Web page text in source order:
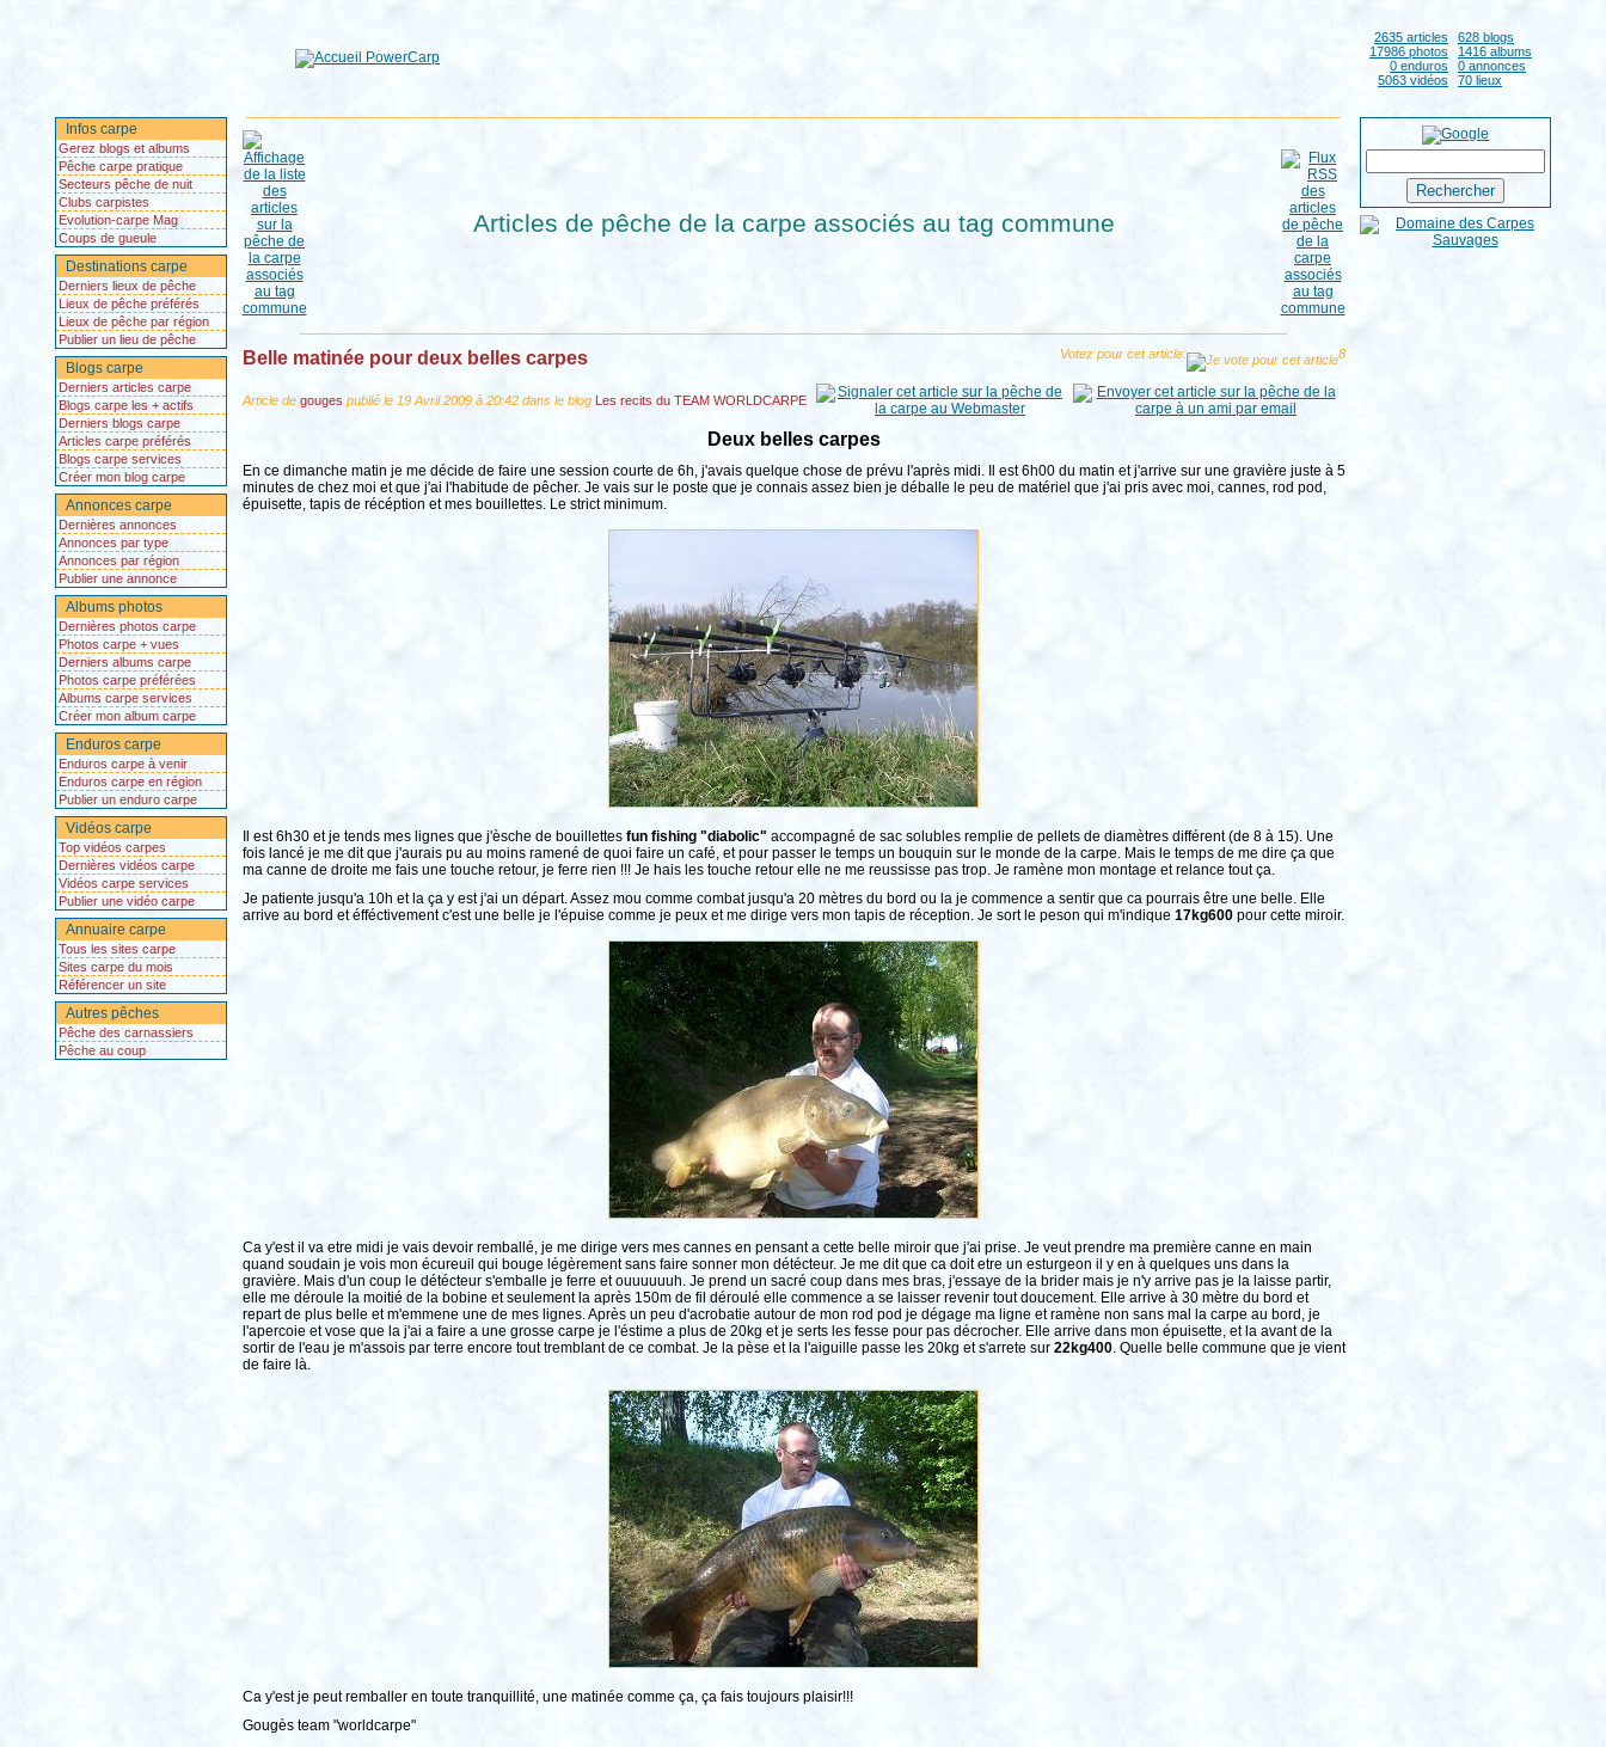
2635 articles
628 blogs
17986 photos
1416 albums
0 enduros
0 annonces
5063 vidéos
70 lieux
Infos carpe
Gerez blogs et albums
Pêche carpe pratique
Secteurs pêche de nuit
Clubs carpistes
Evolution-carpe Mag
Coups de gueule
Destinations carpe
Derniers lieux de pêche
Lieux de pêche préférés
Lieux de pêche par région
Publier un lieu de pêche
Blogs carpe
Derniers articles carpe
Blogs carpe les + actifs
Derniers blogs carpe
Articles carpe préférés
Blogs carpe services
Créer mon blog carpe
Annonces carpe
Dernières annonces
Annonces par type
Annonces par région
Publier une annonce
Albums photos
Dernières photos carpe
Photos carpe + vues
Derniers albums carpe
Photos carpe préférées
Albums carpe services
Créer mon album carpe
Enduros carpe
Enduros carpe à venir
Enduros carpe en région
Publier un enduro carpe
Vidéos carpe
Top vidéos carpes
Dernières vidéos carpe
Vidéos carpe services
Publier une vidéo carpe
Annuaire carpe
Tous les sites carpe
Sites carpe du mois
Référencer un site
Autres pêches
Pêche des carnassiers
Pêche au coup
Articles de pêche de la carpe associés au tag commune
Belle matinée pour deux belles carpes Votez pour cet article: 8
Article de gouges publié le 19 Avril 2009 à 20:42 dans le blog Les recits du TEAM WORLDCARPE
Deux belles carpes
En ce dimanche matin je me décide de faire une session courte de 6h, j'avais quelque chose de prévu l'après midi. Il est 6h00 du matin et j'arrive sur une gravière juste à 5
minutes de chez moi et que j'ai l'habitude de pêcher. Je vais sur le poste que je connais assez bien je déballe le peu de matériel que j'ai pris avec moi, cannes, rod pod,
épuisette, tapis de récéption et mes bouillettes. Le strict minimum.
Il est 6h30 et je tends mes lignes que j'èsche de bouillettes fun fishing "diabolic" accompagné de sac solubles remplie de pellets de diamètres différent (de 8 à 15). Une
fois lancé je me dit que j'aurais pu au moins ramené de quoi faire un café, et pour passer le temps un bouquin sur le monde de la carpe. Mais le temps de me dire ça que
ma canne de droite me fais une touche retour, je ferre rien !!! Je hais les touche retour elle ne me reussisse pas trop. Je ramène mon montage et relance tout ça.
Je patiente jusqu'a 10h et la ça y est j'ai un départ. Assez mou comme combat jusqu'a 20 mètres du bord ou la je commence a sentir que ca pourrais être une belle. Elle
arrive au bord et éfféctivement c'est une belle je l'épuise comme je peux et me dirige vers mon tapis de réception. Je sort le peson qui m'indique 17kg600pour cette miroir.
Ca y'est il va etre midi je vais devoir remballé, je me dirige vers mes cannes en pensant a cette belle miroir que j'ai prise. Je veut prendre ma première canne en main
quand soudain je vois mon écureuil qui bouge légèrement sans faire sonner mon détécteur. Je me dit que ca doit etre un esturgeon il y en à quelques uns dans la
gravière. Mais d'un coup le détécteur s'emballe je ferre et ouuuuuuh. Je prend un sacré coup dans mes bras, j'essaye de la brider mais je n'y arrive pas je la laisse partir,
elle me déroule la moitié de la bobine et seulement la après 150m de fil déroulé elle commence a se laisser revenir tout doucement. Elle arrive à 30 mètre du bord et
repart de plus belle et m'emmene une de mes lignes. Après un peu d'acrobatie autour de mon rod pod je dégage ma ligne et ramène non sans mal la carpe au bord, je
l'apercoie et vose que la j'ai a faire a une grosse carpe je l'éstime a plus de 20kg et je serts les fesse pour pas décrocher. Elle arrive dans mon épuisette, et la avant de la
sortir de l'eau je m'assois par terre encore tout tremblant de ce combat. Je la pèse et la l'aiguille passe les 20kg et s'arrete sur 22kg400. Quelle belle commune que je vient
de faire là.
Ca y'est je peut remballer en toute tranquillité, une matinée comme ça, ça fais toujours plaisir!!!
Gougès team "worldcarpe"